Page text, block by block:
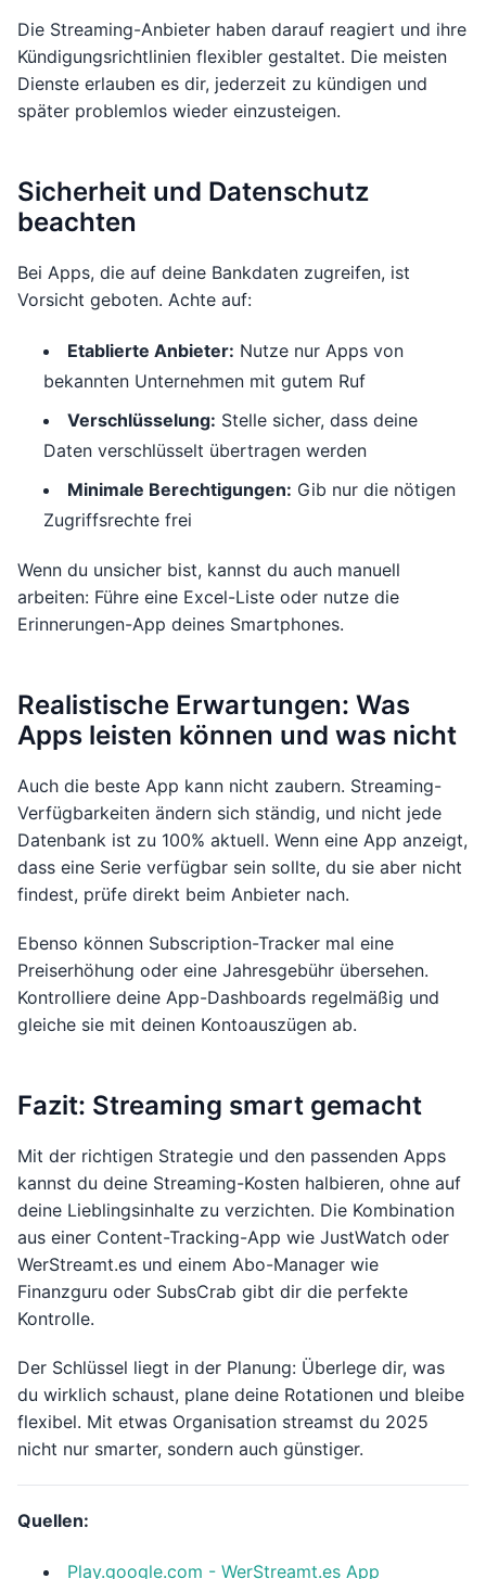
Die Streaming-Anbieter haben darauf reagiert und ihre
Kündigungsrichtlinien flexibler gestaltet. Die meisten
Dienste erlauben es dir, jederzeit zu kündigen und
später problemlos wieder einzusteigen.
Sicherheit und Datenschutz
beachten
Bei Apps, die auf deine Bankdaten zugreifen, ist
Vorsicht geboten. Achte auf:
Etablierte Anbieter: Nutze nur Apps von
bekannten Unternehmen mit gutem Ruf
Verschlüsselung: Stelle sicher, dass deine
Daten verschlüsselt übertragen werden
Minimale Berechtigungen: Gib nur die nötigen
Zugriffsrechte frei
Wenn du unsicher bist, kannst du auch manuell
arbeiten: Führe eine Excel-Liste oder nutze die
Erinnerungen-App deines Smartphones.
Realistische Erwartungen: Was
Apps leisten können und was nicht
Auch die beste App kann nicht zaubern. Streaming-
Verfügbarkeiten ändern sich ständig, und nicht jede
Datenbank ist zu 100% aktuell. Wenn eine App anzeigt,
dass eine Serie verfügbar sein sollte, du sie aber nicht
findest, prüfe direkt beim Anbieter nach.
Ebenso können Subscription-Tracker mal eine
Preiserhöhung oder eine Jahresgebühr übersehen.
Kontrolliere deine App-Dashboards regelmäßig und
gleiche sie mit deinen Kontoauszügen ab.
Fazit: Streaming smart gemacht
Mit der richtigen Strategie und den passenden Apps
kannst du deine Streaming-Kosten halbieren, ohne auf
deine Lieblingsinhalte zu verzichten. Die Kombination
aus einer Content-Tracking-App wie JustWatch oder
WerStreamt.es und einem Abo-Manager wie
Finanzguru oder SubsCrab gibt dir die perfekte
Kontrolle.
Der Schlüssel liegt in der Planung: Überlege dir, was
du wirklich schaust, plane deine Rotationen und bleibe
flexibel. Mit etwas Organisation streamst du 2025
nicht nur smarter, sondern auch günstiger.
Quellen:
Play.google.com - WerStreamt.es App